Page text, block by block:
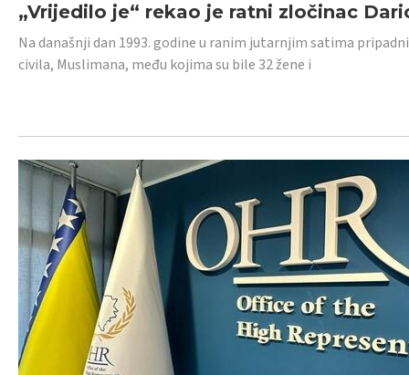
„Vrijedilo je“ rekao je ratni zločinac
Na današnji dan 1993. godine u ranim jutarnjim satima
civila, Muslimana, među kojima su bile 32 žene i